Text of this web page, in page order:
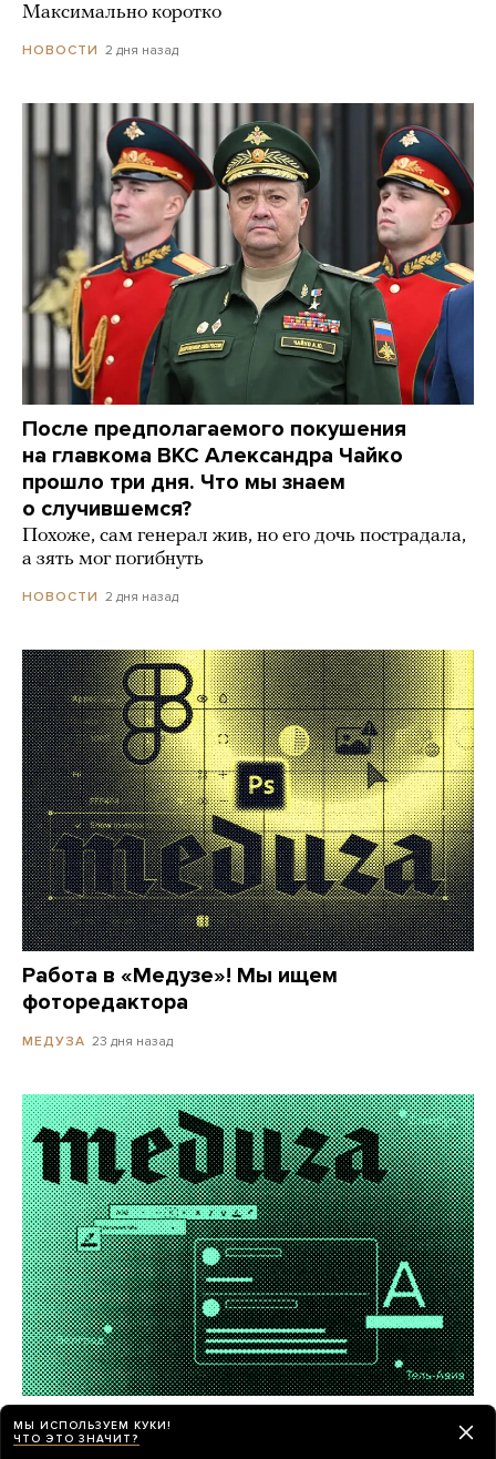
Максимально коротко
НОВОСТИ 2 дня назад
После предполагаемого покушения
на главкома ВКС Александра Чайко
прошло три дня. Что мы знаем
о случившемся?
Похоже, сам генерал жив, но его дочь пострадала,
а зять мог погибнуть
НОВОСТИ 2 дня назад
Работа в «Медузе»! Мы ищем
фоторедактора
МЕДУЗА 23 дня назад
«Медуза» ищет внештатных авторов
в центрах российской эмиграции
МЫ ИСПОЛЬЗУЕМ КУКИ!
ЧТО ЭТО ЗНАЧИТ?